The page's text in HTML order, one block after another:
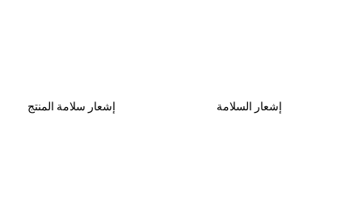
إشعار سلامة المنتج إشعار السلامة